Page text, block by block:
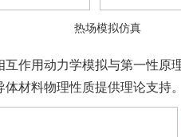
热场模拟仿真
作用动力学模拟与第一性原
材料物理性质提供理论支持。